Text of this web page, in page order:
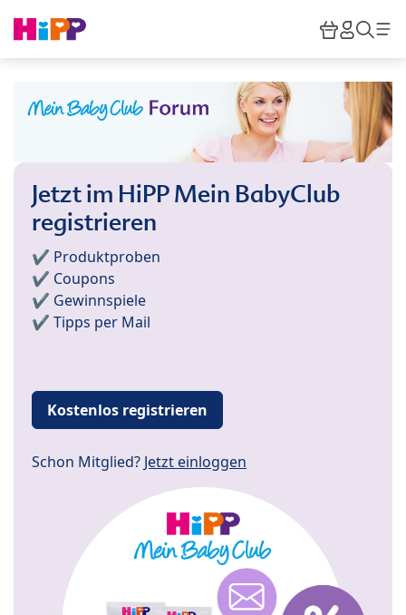
HiPP
Jetzt im HiPP Mein BabyClub
registrieren
✔️ Produktproben
✔️ Coupons
✔️ Gewinnspiele
✔️ Tipps per Mail
Kostenlos registrieren
Schon Mitglied? Jetzt einloggen